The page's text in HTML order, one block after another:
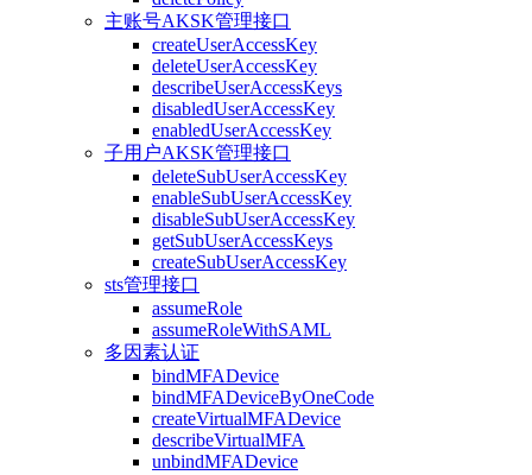
主账号AKSK管理接口
createUserAccessKey
deleteUserAccessKey
describeUserAccessKeys
disabledUserAccessKey
enabledUserAccessKey
子用户AKSK管理接口
deleteSubUserAccessKey
enableSubUserAccessKey
disableSubUserAccessKey
getSubUserAccessKeys
createSubUserAccessKey
sts管理接口
assumeRole
assumeRoleWithSAML
多因素认证
bindMFADevice
bindMFADeviceByOneCode
createVirtualMFADevice
describeVirtualMFA
unbindMFADevice